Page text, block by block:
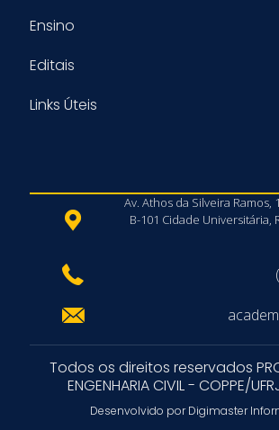
Ensino
Editais
Links Úteis
Av. Athos da Silveira Ramos,
B-101 Cidade Universitária,
Todos os direitos reservados
ENGENHARIA CIVIL - COPPE/
Desenvolvido por Digimaster